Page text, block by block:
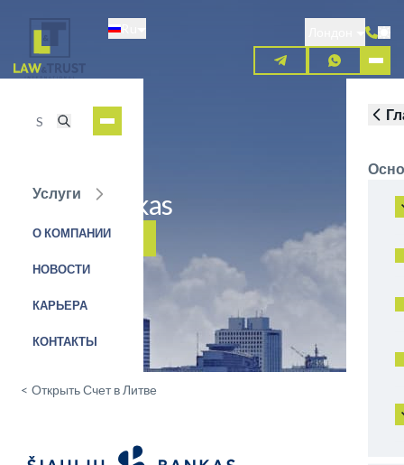
основному
содержанию
Услуги
О КОМПАНИИ
НОВОСТИ
КАРЬЕРА
КОНТАКТЫ
Šiaulių bankas
ЗАЯВКА НА УСЛУГУ
< Открыть Счет в Литве